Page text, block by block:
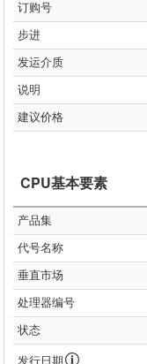
订购号
步进
发运介质
说明
建议价格
CPU基本要素
产品集
代号名称
垂直市场
处理器编号
状态
发行日期